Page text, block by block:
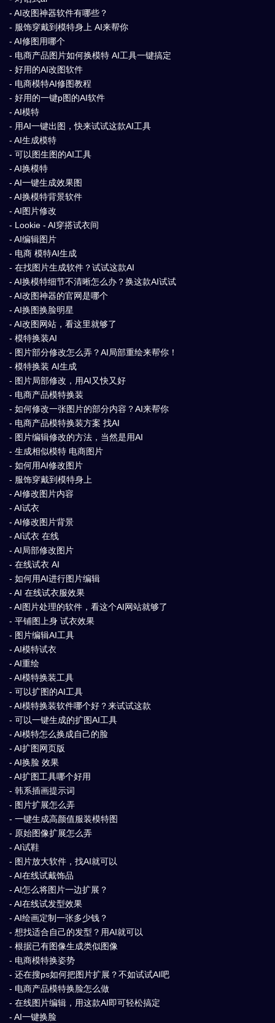
- AI改图神器软件有哪些？
- 服饰穿戴到模特身上 AI来帮你
- AI修图用哪个
- 电商产品图片如何换模特 AI工具一键搞定
- 好用的AI改图软件
- 电商模特AI修图教程
- 好用的一键p图的AI软件
- AI模特
- 用AI一键出图，快来试试这款AI工具
- AI生成模特
- 可以图生图的AI工具
- AI换模特
- AI一键生成效果图
- AI换模特背景软件
- AI图片修改
- Lookie - AI穿搭试衣间
- AI编辑图片
- 电商 模特AI生成
- 在找图片生成软件？试试这款AI
- AI换模特细节不清晰怎么办？换这款AI试试
- AI改图神器的官网是哪个
- AI换图换脸明星
- AI改图网站，看这里就够了
- 模特换装AI
- 图片部分修改怎么弄？AI局部重绘来帮你！
- 模特换装 AI生成
- 图片局部修改，用AI又快又好
- 电商产品模特换装
- 如何修改一张图片的部分内容？AI来帮你
- 电商产品模特换装方案 找AI
- 图片编辑修改的方法，当然是用AI
- 生成相似模特 电商图片
- 如何用AI修改图片
- 服饰穿戴到模特身上
- AI修改图片内容
- AI试衣
- AI修改图片背景
- AI试衣 在线
- AI局部修改图片
- 在线试衣 AI
- 如何用AI进行图片编辑
- AI 在线试衣服效果
- AI图片处理的软件，看这个AI网站就够了
- 平铺图上身 试衣效果
- 图片编辑AI工具
- AI模特试衣
- AI重绘
- AI模特换装工具
- 可以扩图的AI工具
- AI模特换装软件哪个好？来试试这款
- 可以一键生成的扩图AI工具
- AI模特怎么换成自己的脸
- AI扩图网页版
- AI换脸 效果
- AI扩图工具哪个好用
- 韩系插画提示词
- 图片扩展怎么弄
- 一键生成高颜值服装模特图
- 原始图像扩展怎么弄
- AI试鞋
- 图片放大软件，找AI就可以
- AI在线试戴饰品
- AI怎么将图片一边扩展？
- AI在线试发型效果
- AI绘画定制一张多少钱？
- 想找适合自己的发型？用AI就可以
- 根据已有图像生成类似图像
- 电商模特换姿势
- 还在搜ps如何把图片扩展？不如试试AI吧
- 电商产品模特换脸怎么做
- 在线图片编辑，用这款AI即可轻松搞定
- AI一键换脸